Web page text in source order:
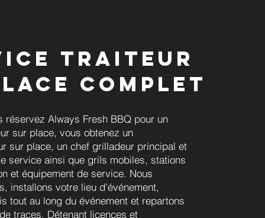
traiteur
complet
réservez Always Fresh BBQ pour un
sur place, vous obtenez un
sur place, un chef grilladeur principal et
service ainsi que grils mobiles, stations
et équipement de service. Nous
installons votre lieu d'événement,
tout au long du événement et repartons
traces. Détenant licences et